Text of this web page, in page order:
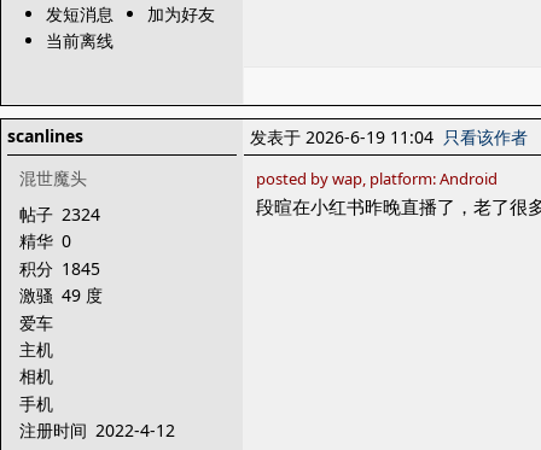
发短消息
加为好友
当前离线
scanlines
混世魔头
帖子 2324
精华 0
积分 1845
激骚 49 度
爱车
主机
相机
手机
注册时间 2022-4-12
发表于 2026-6-19 11:04 只看该作者
posted by wap, platform: Android
段暄在小红书昨晚直播了，老了很